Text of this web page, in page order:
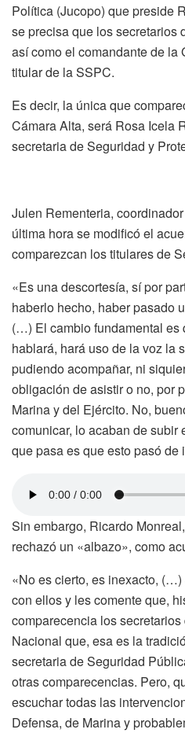
Política (Jucopo) que preside
se precisa que los secretarios
así como el comandante de la
titular de la SSPC.
Es decir, la única que
Cámara Alta, será Rosa Icela
secretaria de Seguridad y
Julen Rementeria,
última hora se modificó el
comparezcan los titulares de
«Es una descortesía, sí por
haberlo hecho, haber pasado
(…) El cambio fundamental es
hablará, hará uso de la voz la
pudiendo acompañar, ni
obligación de asistir o no, por
Marina y del Ejército. No,
comunicar, lo acaban de
que pasa es que esto pasó de
Sin embargo, Ricardo
rechazó un «albazo», como
«No es cierto, es inexacto,
con ellos y les comente que,
comparecencia los
Nacional que, esa es la
secretaria de Seguridad
otras comparecencias. Pero,
escuchar todas las
Defensa, de Marina y